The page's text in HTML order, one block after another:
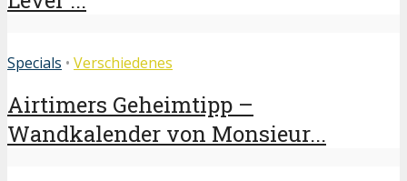
Specials • Verschiedenes
Airtimers Geheimtipp –
Wandkalender von Monsieur...